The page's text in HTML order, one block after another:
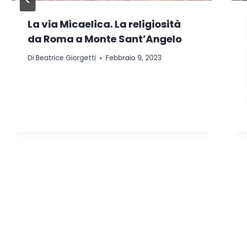
La via Micaelica. La religiosità
da Roma a Monte Sant’Angelo
Di Beatrice Giorgetti Febbraio 9, 2023